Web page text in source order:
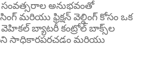
సంవత్సరాల అనుభవంతో
మరియు ఫ్రిక్షన్ వెల్డింగ్ కోసం ఒక
వెహికల్ బ్యాటరీ కంట్రోల్ బాక్స్‌ల
సాధికారపరచడం మరియు